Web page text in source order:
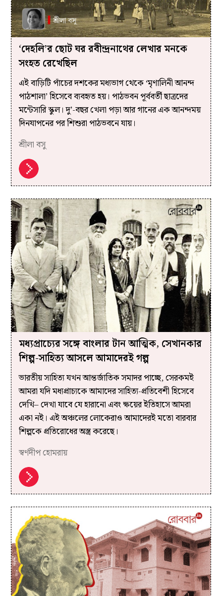
‘দেহলি’র ছোট ঘর রবীন্দ্রনাথের লেখার মনকে
সংহত রেখেছিল
এই বাড়িটি পাঁচের দশকের মধ্যভাগ থেকে ‘মৃণালিনী আনন্দ
পাঠশালা’ হিসেবে ব্যবহৃত হয়। পাঠভবন পূর্ববর্তী ছাত্রদের
মন্টেসারি স্কুল। দু’-বছর খেলা পড়া আর গানের এক আনন্দময়
দিনযাপনের পর শিশুরা পাঠভবনে যায়।
শ্রীলা বসু
মধ্যপ্রাচ্যের সঙ্গে বাংলার টান আত্মিক, সেখানকার
শিল্প-সাহিত্য আসলে আমাদেরই গল্প
ভারতীয় সাহিত্য যখন আন্তর্জাতিক সমাদর পাচ্ছে, সেরকমই
আমরা যদি মধ্যপ্রাচ্যকে আমাদের সাহিত্য-প্রতিবেশী হিসেবে
দেখি– দেখা যাবে যে হারানো এবং ক্ষয়ের ইতিহাসে আমরা
একা নই। এই অঞ্চলের লোকেরাও আমাদেরই মতো বারবার
শিল্পকে প্রতিরোধের অস্ত্র করেছে।
স্বর্ণদীপ হোমরায়